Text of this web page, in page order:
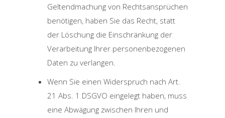
Geltendmachung von Rechtsansprüchen
benötigen, haben Sie das Recht, statt
der Löschung die Einschränkung der
Verarbeitung Ihrer personenbezogenen
Daten zu verlangen.
Wenn Sie einen Widerspruch nach Art.
21 Abs. 1 DSGVO eingelegt haben, muss
eine Abwägung zwischen Ihren und